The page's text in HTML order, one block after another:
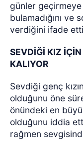
günler
bulamadığını ve
verdiğini ifade
SEVDİĞİ KIZ
KALIYOR
Sevdiği genç
olduğunu öne
önündeki en
olduğunu iddia
rağmen